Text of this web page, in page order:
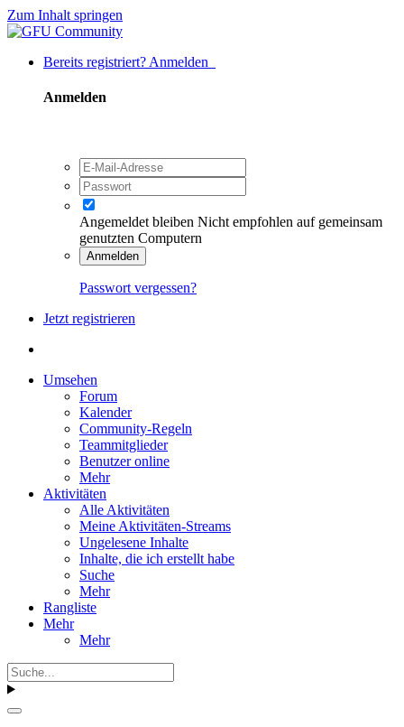
Zum Inhalt springen
Bereits registriert? Anmelden
Anmelden
Angemeldet bleiben Nicht empfohlen auf gemeinsam
genutzten Computern
Anmelden
Passwort vergessen?
Jetzt registrieren
Umsehen
Forum
Kalender
Community-Regeln
Teammitglieder
Benutzer online
Mehr
Aktivitäten
Alle Aktivitäten
Meine Aktivitäten-Streams
Ungelesene Inhalte
Inhalte, die ich erstellt habe
Suche
Mehr
Rangliste
Mehr
Mehr